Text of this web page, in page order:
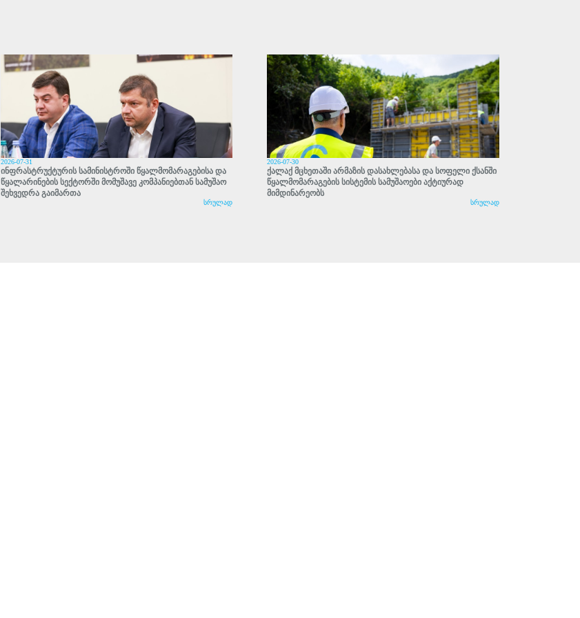
2026-07-31
ინფრასტრუქტურის სამინისტროში წყალმომარაგებისა და
წყალარინების სექტორში მომუშავე კომპანიებთან სამუშაო
შეხვედრა გაიმართა
სრულად
2026-07-30
ქალაქ მცხეთაში არმაზის დასახლებასა და სოფელი ქსანში
წყალმომარაგების სისტემის სამუშაოები აქტიურად
მიმდინარეობს
სრულად